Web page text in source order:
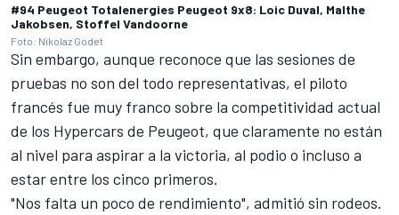
#94 Peugeot Totalenergies Peugeot 9x8: Loic Duval, Malthe
Jakobsen, Stoffel Vandoorne
Foto: Nikolaz Godet
Sin embargo, aunque reconoce que las sesiones de
pruebas no son del todo representativas, el piloto
francés fue muy franco sobre la competitividad actual
de los Hypercars de Peugeot, que claramente no están
al nivel para aspirar a la victoria, al podio o incluso a
estar entre los cinco primeros.
"Nos falta un poco de rendimiento", admitió sin rodeos.